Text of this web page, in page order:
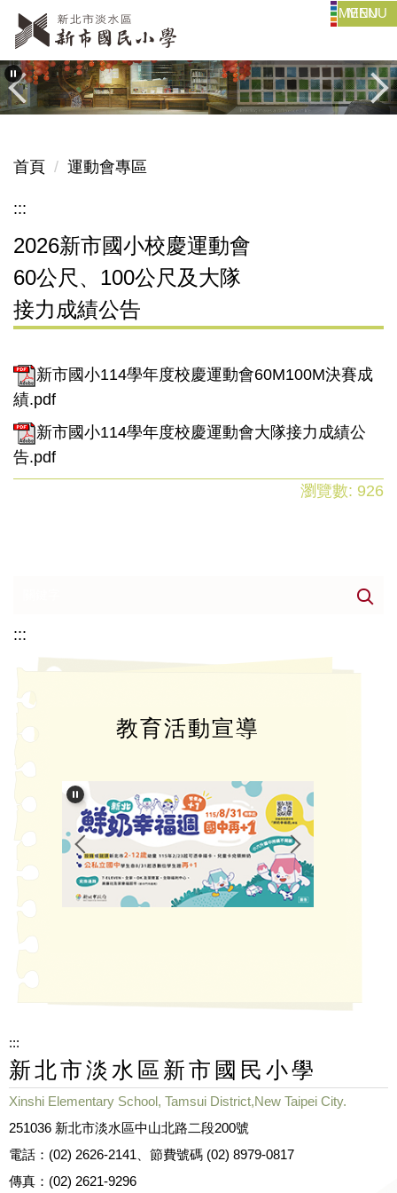
跳
到
主
要
內
區
MENU
首頁 運動會專區
:::
2026新市國小校慶運動會
60公尺、100公尺及大隊
接力成績公告
新市國小114學年度校慶運動會60M100M決賽成
績.pdf
新市國小114學年度校慶運動會大隊接力成績公
告.pdf
瀏覽數: 926
:::
教育活動宣導
:::
新北市淡水區新市國民小學
Xinshi Elementary School, Tamsui District,New Taipei City.
251036 新北市淡水區中山北路二段200號
電話：(02) 2626-2141、節費號碼 (02) 8979-0817
傳真：(02) 2621-9296